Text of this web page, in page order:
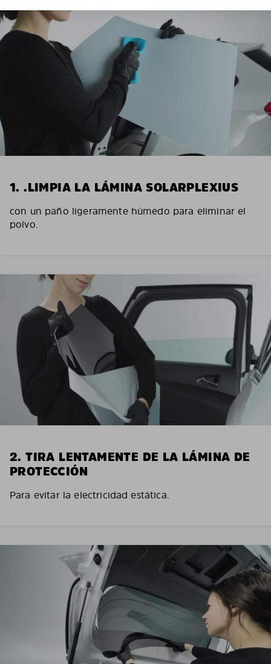
1. .LIMPIA LA LÁMINA SOLARPLEXIUS
con un paño ligeramente húmedo para eliminar el
polvo.
2. TIRA LENTAMENTE DE LA LÁMINA DE
PROTECCIÓN
Para evitar la electricidad estática.